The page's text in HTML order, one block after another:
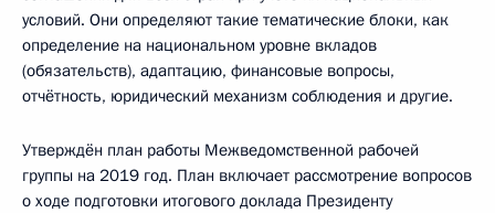
условий. Они определяют такие тематические блоки, как
определение на национальном уровне вкладов
(обязательств), адаптацию, финансовые вопросы,
отчётность, юридический механизм соблюдения и другие.
Утверждён план работы Межведомственной рабочей
группы на 2019 год. План включает рассмотрение вопросов
о ходе подготовки итогового доклада Президенту